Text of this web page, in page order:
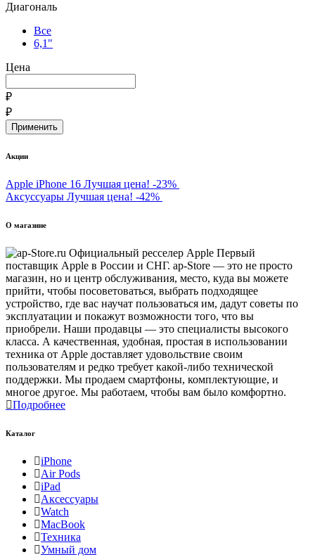
Диагональ
Все
6,1"
Цена
₽
₽
Акции
Apple iPhone 16 Лучшая цена! -23%
Аксуссуары Лучшая цена! -42%
О магазине
Первый
поставщик Apple в России и СНГ. ap-Store — это не просто
магазин, но и центр обслуживания, место, куда вы можете
прийти, чтобы посоветоваться, выбрать подходящее
устройство, где вас научат пользоваться им, дадут советы по
эксплуатации и покажут возможности того, что вы
приобрели. Наши продавцы — это специалисты высокого
класса. А качественная, удобная, простая в использовании
техника от Apple доставляет удовольствие своим
пользователям и редко требует какой-либо технической
поддержки. Мы продаем смартфоны, комплектующие, и
многое другое. Мы работаем, чтобы вам было комфортно.
Подробнее
Каталог
iPhone
Air Pods
iPad
Аксессуары
Watch
MacBook
Техника
Умный дом